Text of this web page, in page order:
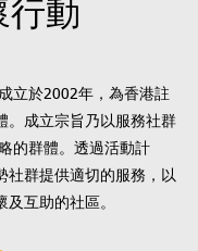
行動
立於2002年，為香港註
。成立宗旨乃以服務社群
的群體。透過活動計
社群提供適切的服務，以
互助的社區。